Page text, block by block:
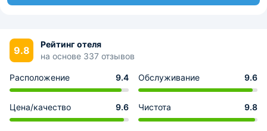
9.8
Рейтинг отеля
на основе 337 отзывов
Расположение 9.4 Обслуживание 9.6
Цена/качество 9.6 Чистота 9.8